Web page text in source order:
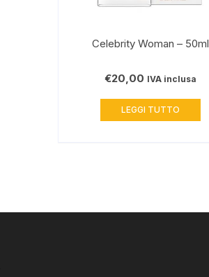
Celebrity Woman – 50ml
€20,00 IVA inclusa
LEGGI TUTTO